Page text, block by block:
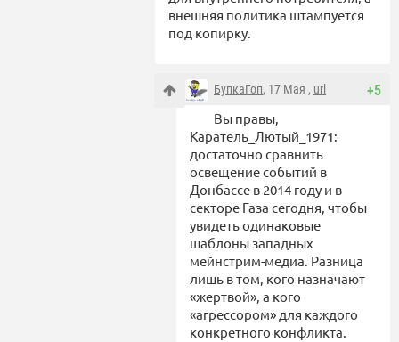
внешняя политика штампуется
под копирку.
+5
БупкаГоп, 17 Мая , url
Вы правы,
Каратель_Лютый_1971:
достаточно сравнить
освещение событий в
Донбассе в 2014 году и в
секторе Газа сегодня, чтобы
увидеть одинаковые
шаблоны западных
мейнстрим-медиа. Разница
лишь в том, кого назначают
«жертвой», а кого
«агрессором» для каждого
конкретного конфликта.